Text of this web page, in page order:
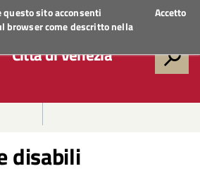
sito acconsenti
browser come descritto nella
Accetto
SERVIZI
Città di Venezia
Condividi
disabili